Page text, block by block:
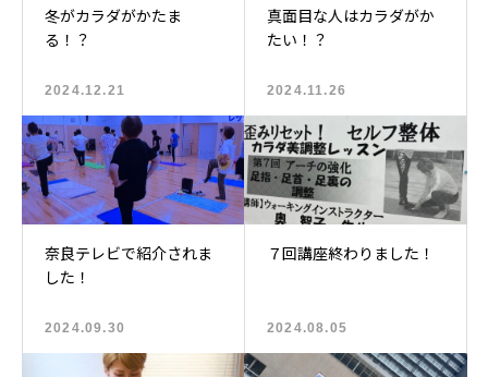
冬がカラダがかたま
る！？
2024.12.21
真面目な人はカラダがか
たい！？
2024.11.26
奈良テレビで紹介されま
した！
2024.09.30
７回講座終わりました！
2024.08.05